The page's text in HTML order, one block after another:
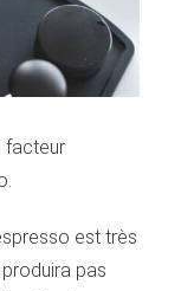
facteur
est très
pas